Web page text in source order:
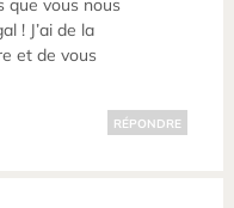
que vous nous
! J’ai de la
et de vous
RÉPONDRE